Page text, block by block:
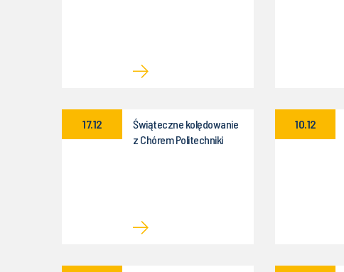
Świąteczne kolędowanie
z Chórem Politechniki
17.12 10.12